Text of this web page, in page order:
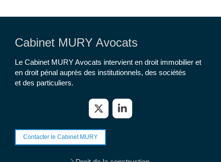
Cabinet MURY Avocats
Le Cabinet MURY Avocats intervient en droit immobilier et
en droit pénal auprès des institutionnels, des sociétés
et des particuliers.
Contacter le Cabinet MURY